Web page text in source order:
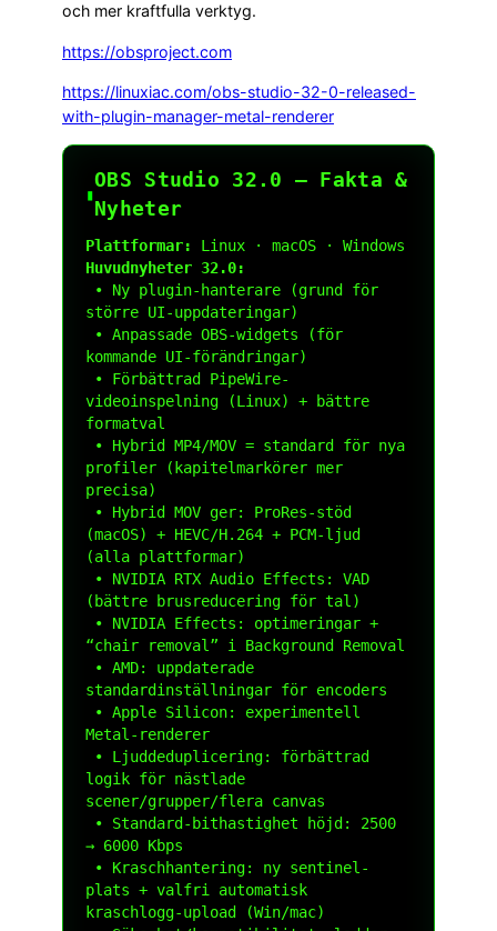
och mer kraftfulla verktyg.
https://obsproject.com
https://linuxiac.com/obs-studio-32-0-released-
with-plugin-manager-metal-renderer
▮
OBS Studio 32.0 — Fakta &
Nyheter
Plattformar:
Huvudnyheter 32.0:
större UI-uppdateringar)
kommande UI-förändringar)
videoinspelning (Linux) + bättre
formatval
profiler (kapitelmarkörer mer
precisa)
(macOS) + HEVC/H.264 + PCM-ljud
(alla plattformar)
(bättre brusreducering för tal)
“chair removal” i Background Removal
standardinställningar för encoders
Metal-renderer
logik för nästlade
scener/grupper/flera canvas
→ 6000 Kbps
plats + valfri automatisk
kraschlogg-upload (Win/mac)